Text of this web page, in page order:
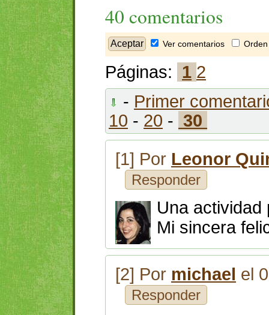
40 comentarios
Ver comentarios
Páginas: 1 2
- Primer
10 - 20 - 30
[1] Por Leonor
Responder
Una actividad
Mi sincera
[2] Por michael el
Responder